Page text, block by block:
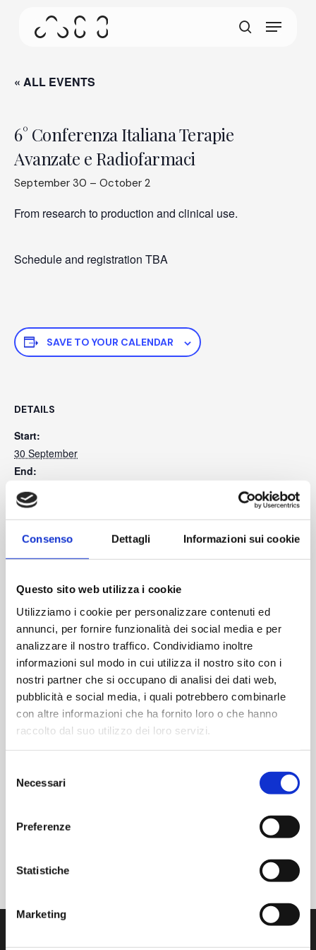
Consenso Dettagli Informazioni sui cookie
Questo sito web utilizza i cookie
Utilizziamo i cookie per personalizzare contenuti ed
annunci, per fornire funzionalità dei social media e per
analizzare il nostro traffico. Condividiamo inoltre
informazioni sul modo in cui utilizza il nostro sito con i
nostri partner che si occupano di analisi dei dati web,
pubblicità e social media, i quali potrebbero combinarle
con altre informazioni che ha fornito loro o che hanno
raccolto dal suo utilizzo dei loro servizi.
delNecessari
Preferenze
Statistiche
Marketing
This screen allows your device to consume less
on the screen.
Menu
« ALL EVENTS
6° Conferenza Italiana Terapie
Avanzate e Radiofarmaci
September 30 – October 2
From research to production and clinical use.
Schedule and registration TBA
SAVE TO YOUR CALENDAR
DETAILS
Start:
30 September
End:
2 October
LOCATION
CENTRO CONGRESSI SGR Rimini Via Gabriello Chiabrera,
Via Gabriello Chiabrera, 34 D, 47924, Rimini
BALKAN CLEANROOM